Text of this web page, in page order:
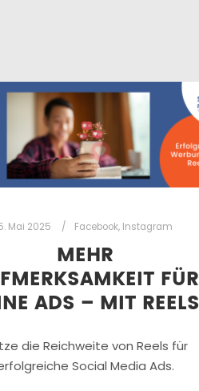
Mai 2025 Facebook, Instagram
MEHR
FÜR
ADS – MIT REELS
die Reichweite von Reels für
Social Media Ads.